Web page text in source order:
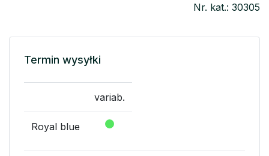
Nr. kat.: 30305
Termin wysyłki
variab.
Royal blue